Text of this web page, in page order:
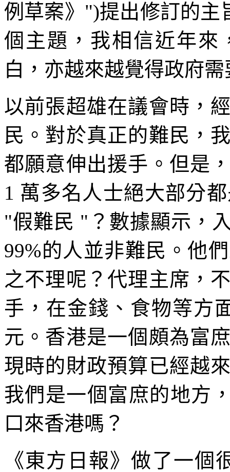
例草案》")提出修訂的
個主題，我相信近年來
白，亦越來越覺得政府
以前張超雄在議會時，
民。對於真正的難民，
都願意伸出援手。但是
1 萬多名人士絕大部分
"假難民 "？數據顯示，
99%的人並非難民。他
之不理呢？代理主席，
手，在金錢、食物等方
元。香港是一個頗為富
現時的財政預算已經越
我們是一個富庶的地方
口來香港嗎？
《東方日報》做了一